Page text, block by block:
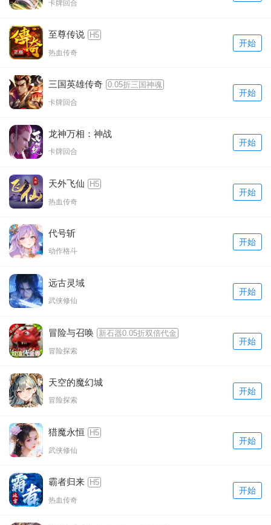
卡牌回合
至尊传说 H5
热血传奇
开始
三国英雄传奇 0.05折三国神魂
卡牌回合
开始
龙神万相：神战
卡牌回合
开始
天外飞仙 H5
热血传奇
开始
代号斩
动作格斗
开始
远古灵域
武侠修仙
开始
冒险与召唤 新石器0.05折双倍代金
冒险探索
开始
天空的魔幻城
冒险探索
开始
猎魔永恒 H5
武侠修仙
开始
霸者归来 H5
热血传奇
开始